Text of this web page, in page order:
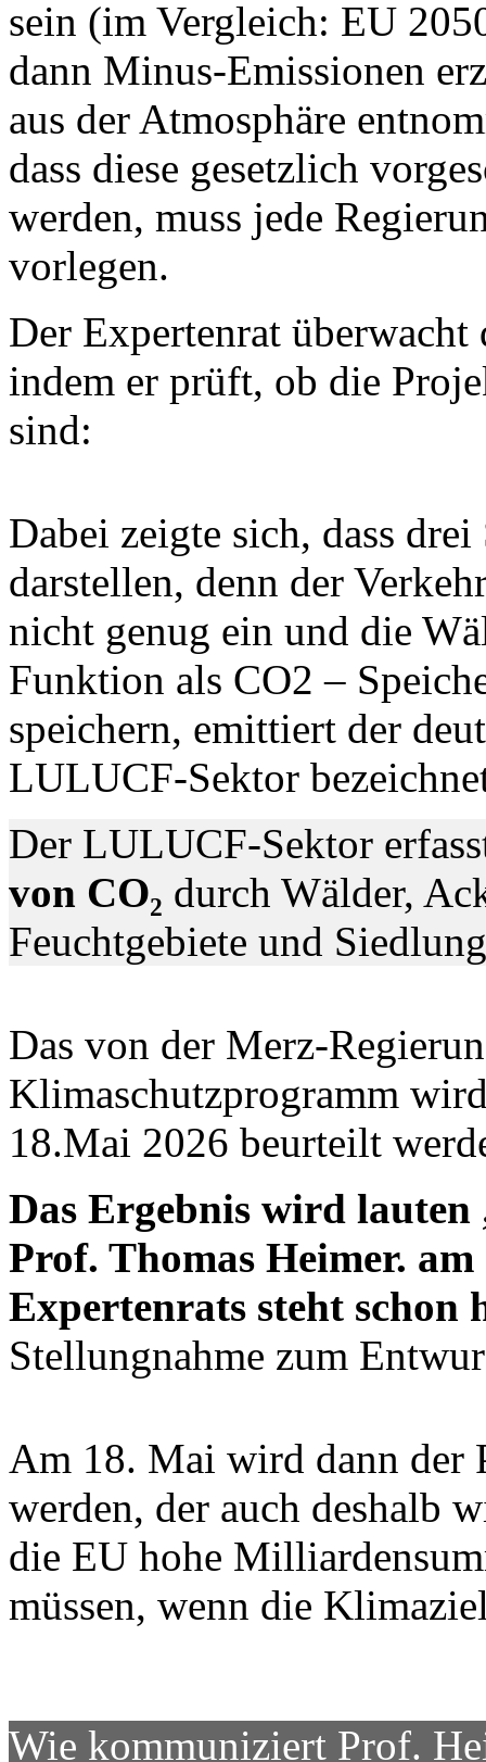
sein (im Vergleich: EU
dann Minus-Emissionen
aus der Atmosphäre
dass diese gesetzlich
werden, muss jede
vorlegen.
Der Expertenrat
indem er prüft, ob die
sind:
Dabei zeigte sich, dass
darstellen, denn der
nicht genug ein und die
Funktion als CO2 –
speichern, emittiert der
LULUCF-Sektor
Der LULUCF-Sektor
von CO₂ durch Wälder,
Feuchtgebiete und
Das von der Merz-
Klimaschutzprogramm
18.Mai 2026 beurteilt
Das Ergebnis wird
Prof. Thomas Heimer.
Expertenrats steht schon
Stellungnahme zum
Am 18. Mai wird dann der
werden, der auch deshalb
die EU hohe
müssen, wenn die
Wie kommuniziert Prof.